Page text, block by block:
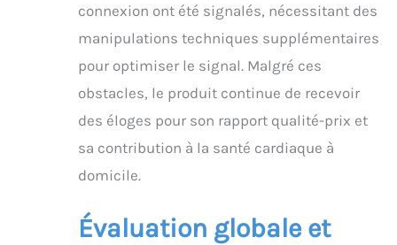
connexion ont été signalés, nécessitant des
manipulations techniques supplémentaires
pour optimiser le signal. Malgré ces
obstacles, le produit continue de recevoir
des éloges pour son rapport qualité-prix et
sa contribution à la santé cardiaque à
domicile.
Évaluation globale et